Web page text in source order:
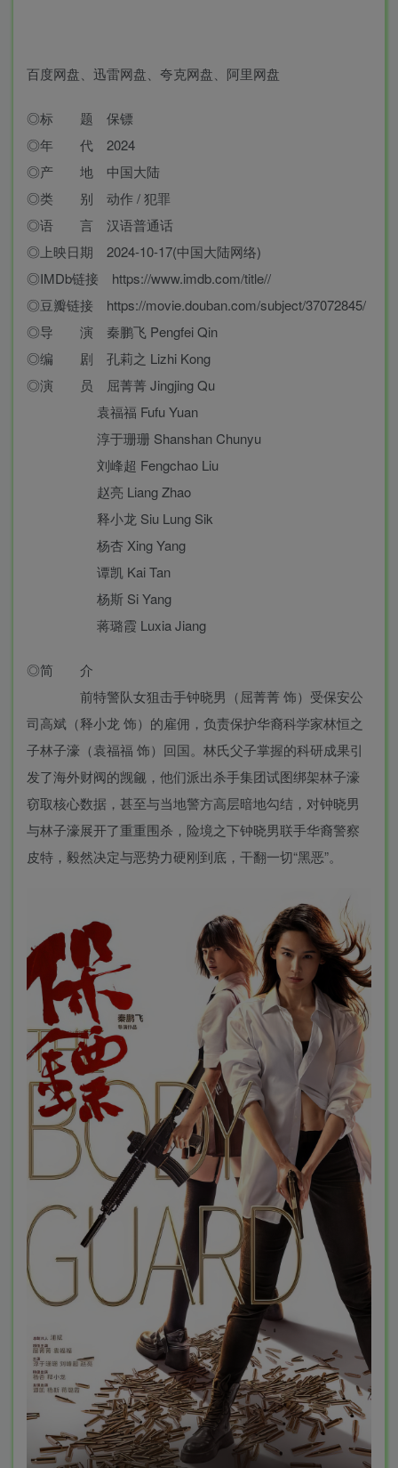
百度网盘、迅雷网盘、夸克网盘、阿里网盘
◎标 题 保镖
◎年 代 2024
◎产 地 中国大陆
◎类 别 动作 / 犯罪
◎语 言 汉语普通话
◎上映日期 2024-10-17(中国大陆网络)
◎IMDb链接 https://www.imdb.com/title//
◎豆瓣链接 https://movie.douban.com/subject/37072845/
◎导 演 秦鹏飞 Pengfei Qin
◎编 剧 孔莉之 Lizhi Kong
◎演 员 屈菁菁 Jingjing Qu
袁福福 Fufu Yuan
淳于珊珊 Shanshan Chunyu
刘峰超 Fengchao Liu
赵亮 Liang Zhao
释小龙 Siu Lung Sik
杨杏 Xing Yang
谭凯 Kai Tan
杨斯 Si Yang
蒋璐霞 Luxia Jiang
◎简 介
前特警队女狙击手钟晓男（屈菁菁 饰）受保安公
司高斌（释小龙 饰）的雇佣，负责保护华裔科学家林恒之
子林子濠（袁福福 饰）回国。林氏父子掌握的科研成果引
发了海外财阀的觊觎，他们派出杀手集团试图绑架林子濠
窃取核心数据，甚至与当地警方高层暗地勾结，对钟晓男
与林子濠展开了重重围杀，险境之下钟晓男联手华裔警察
皮特，毅然决定与恶势力硬刚到底，干翻一切“黑恶”。